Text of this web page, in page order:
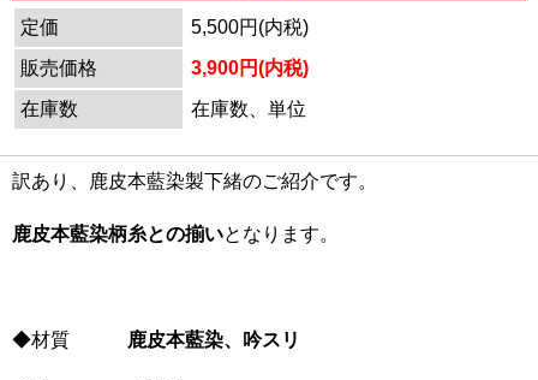
定価
5,500円(内税)
販売価格
3,900円(内税)
在庫数
在庫数、単位
訳あり、鹿皮本藍染製下緒のご紹介です。
鹿皮本藍染柄糸との揃いとなります。
◆材質 鹿皮本藍染、吟スリ